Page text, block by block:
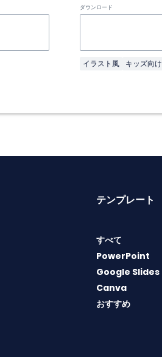
ダウンロード
イラスト風 キッズ向け
テンプレート
すべて
PowerPoint
Google Slides
Canva
おすすめ